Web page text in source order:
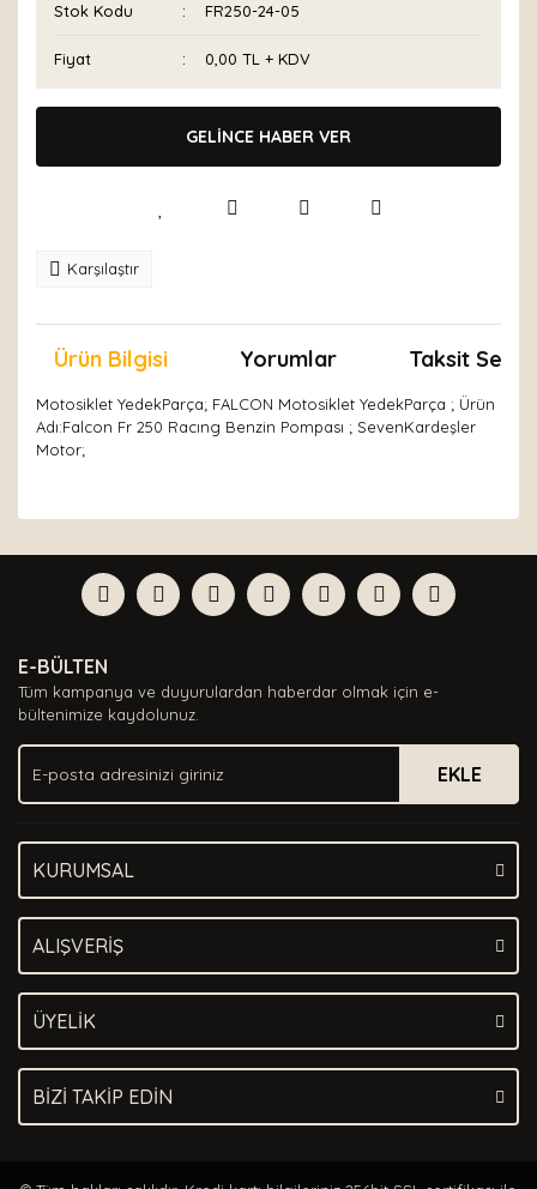
Stok Kodu FR250-24-05
Fiyat 0,00 TL + KDV
GELİNCE HABER VER
Karşılaştır
Ürün Bilgisi Yorumlar Taksit
Motosiklet YedekParça; FALCON Motosiklet YedekParça ; Ürün
Adı:Falcon Fr 250 Racıng Benzin Pompası ; SevenKardeşler
Motor;
Yorum Yaz
formunu kullanarak tarafımıza iletebilirsiniz.
Görüş ve önerileriniz için teşekkür ederiz.
Ürün açıklamasında eksik bilgiler bulunuyor.
Ürün bilgilerinde hatalar bulunuyor.
Ürün fiyatı diğer sitelerden daha pahalı.
Bu ürüne benzer farklı alternatifler olmalı.
E-BÜLTEN
Tüm kampanya ve duyurulardan haberdar olmak için e-
bültenimize kaydolunuz.
EKLE
KURUMSAL
ALIŞVERİŞ
ÜYELİK
BİZİ TAKİP EDİN